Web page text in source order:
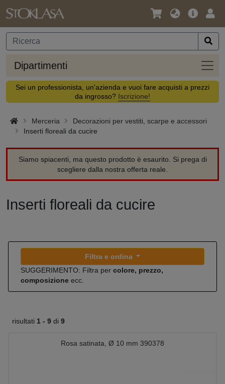
Lingua
Valuta
Offerta
Dipartimenti
Sei un professionista, un'azienda e vuoi fare acquisti a prezzi
da ingrosso? Iscrizione!
Merceria
Decorazioni per vestiti, scarpe e accessori
Inserti floreali da cucire
Siamo spiacenti, ma questo prodotto è esaurito. Si prega di
scegliere dalla nostra offerta reale.
Inserti floreali da cucire
Filtra e ordina
SUGGERIMENTO: Filtra per colore, prezzo,
composizione ecc.
risultati 1 - 9 di 9
Rosa satinata, Ø 10 mm 390378